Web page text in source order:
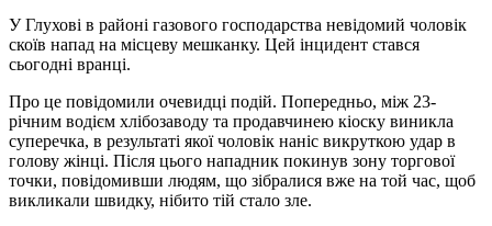
У Глухові в районі газового господарства невідомий чоловік
скоїв напад на місцеву мешканку. Цей інцидент стався
сьогодні вранці.
Про це повідомили очевидці подій. Попередньо, між 23-
річним водієм хлібозаводу та продавчинею кіоску виникла
суперечка, в результаті якої чоловік наніс викруткою удар в
голову жінці. Після цього нападник покинув зону торгової
точки, повідомивши людям, що зібралися вже на той час, щоб
викликали швидку, нібито тій стало зле.